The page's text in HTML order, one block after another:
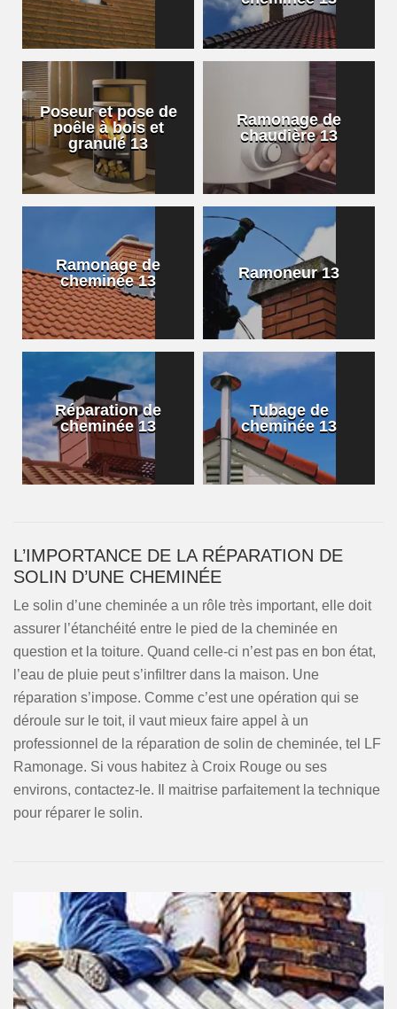
Poseur et pose de
poêle à bois et
granulé 13
Ramonage de
chaudière 13
Ramonage de
cheminée 13
Ramoneur 13
Réparation de
cheminée 13
Tubage de
cheminée 13
L’IMPORTANCE DE LA RÉPARATION DE
SOLIN D’UNE CHEMINÉE
Le solin d’une cheminée a un rôle très important, elle doit
assurer l’étanchéité entre le pied de la cheminée en
question et la toiture. Quand celle-ci n’est pas en bon état,
l’eau de pluie peut s’infiltrer dans la maison. Une
réparation s’impose. Comme c’est une opération qui se
déroule sur le toit, il vaut mieux faire appel à un
professionnel de la réparation de solin de cheminée, tel LF
Ramonage. Si vous habitez à Croix Rouge ou ses
environs, contactez-le. Il maitrise parfaitement la technique
pour réparer le solin.